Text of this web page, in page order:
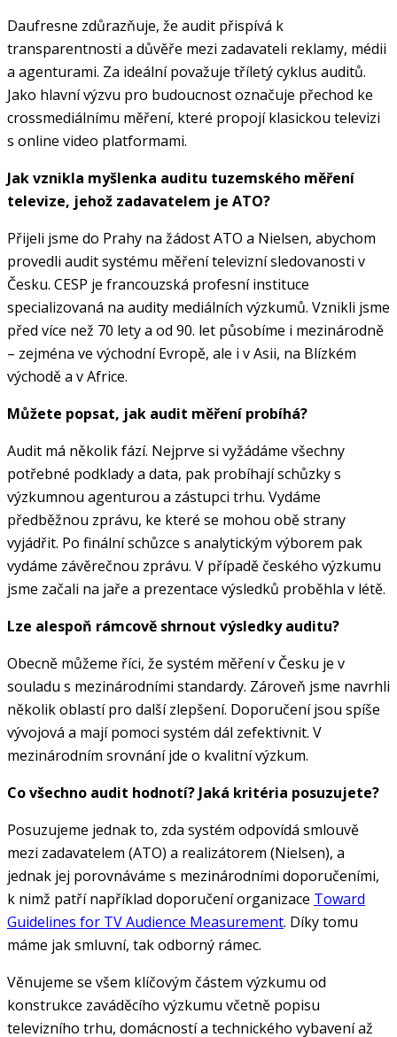
Daufresne zdůrazňuje, že audit přispívá k
transparentnosti a důvěře mezi zadavateli reklamy, médii
a agenturami. Za ideální považuje tříletý cyklus auditů.
Jako hlavní výzvu pro budoucnost označuje přechod ke
crossmediálnímu měření, které propojí klasickou televizi
s online video platformami.
Jak vznikla myšlenka auditu tuzemského měření
televize, jehož zadavatelem je ATO?
Přijeli jsme do Prahy na žádost ATO a Nielsen, abychom
provedli audit systému měření televizní sledovanosti v
Česku. CESP je francouzská profesní instituce
specializovaná na audity mediálních výzkumů. Vznikli jsme
před více než 70 lety a od 90. let působíme i mezinárodně
– zejména ve východní Evropě, ale i v Asii, na Blízkém
východě a v Africe.
Můžete popsat, jak audit měření probíhá?
Audit má několik fází. Nejprve si vyžádáme všechny
potřebné podklady a data, pak probíhají schůzky s
výzkumnou agenturou a zástupci trhu. Vydáme
předběžnou zprávu, ke které se mohou obě strany
vyjádřit. Po finální schůzce s analytickým výborem pak
vydáme závěrečnou zprávu. V případě českého výzkumu
jsme začali na jaře a prezentace výsledků proběhla v létě.
Lze alespoň rámcově shrnout výsledky auditu?
Obecně můžeme říci, že systém měření v Česku je v
souladu s mezinárodními standardy. Zároveň jsme navrhli
několik oblastí pro další zlepšení. Doporučení jsou spíše
vývojová a mají pomoci systém dál zefektivnit. V
mezinárodním srovnání jde o kvalitní výzkum.
Co všechno audit hodnotí? Jaká kritéria posuzujete?
Posuzujeme jednak to, zda systém odpovídá smlouvě
mezi zadavatelem (ATO) a realizátorem (Nielsen), a
jednak jej porovnáváme s mezinárodními doporučeními,
k nimž patří například doporučení organizace Toward
Guidelines for TV Audience Measurement. Díky tomu
máme jak smluvní, tak odborný rámec.
Věnujeme se všem klíčovým částem výzkumu od
konstrukce zaváděcího výzkumu včetně popisu
televizního trhu, domácností a technického vybavení až